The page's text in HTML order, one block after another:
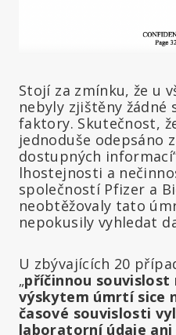
Stojí za zmínku, že u
nebyly zjištěny žádné
faktory. Skutečnost,
jednoduše odepsáno
dostupných
lhostejnosti a
společností Pfizer a
neobtěžovaly tato
nepokusily vyhledat
U zbývajících 20
„příčinnou souvislost
výskytem úmrtí sice
časové souvislosti
laboratorní údaje